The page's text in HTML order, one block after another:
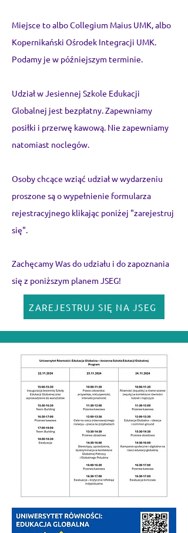
Miejsce to albo Collegium Maius UMK, albo
Kopernikański Ośrodek Integracji UMK.
Podamy je w późniejszym terminie.
Udział w Jesiennej Szkole Edukacji
Globalnej jest bezpłatny. Zapewniamy
posiłki i przerwę kawową. Nie zapewniamy
natomiast noclegów.
Osoby chcące wziąć udział w wydarzeniu
proszone są o wypełnienie formularza
rejestracyjnego klikając poniżej "zarejestruj
się".
Zachęcamy Was do udziału i do zapoznania
się z poniższym planem JSEG!
ZAREJESTRUJ SIĘ NA JSEG